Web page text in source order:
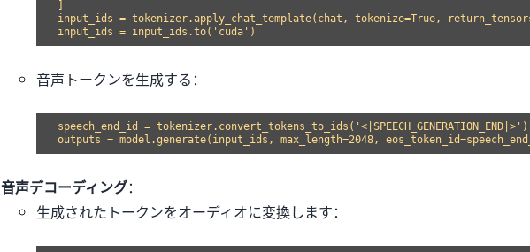
input_ids = tokenizer.apply_chat_template(chat, tokenize=True,
音声トークンを生成する：
speech_end_id = tokenizer.convert_tokens_to_ids('<|SPEECH_GENERATION_END|>')
音声デコーディング：
生成されたトークンをオーディオに変換します：